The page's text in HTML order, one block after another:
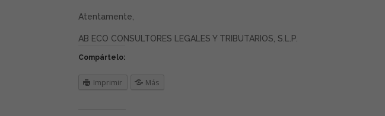
Atentamente,
AB ECO CONSULTORES LEGALES Y TRIBUTARIOS, S.L.P.
Compártelo:
Imprimir Más